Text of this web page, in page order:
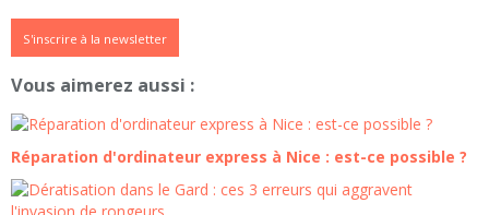
S'inscrire à la newsletter
Vous aimerez aussi :
Réparation d'ordinateur express à Nice : est-ce possible ?